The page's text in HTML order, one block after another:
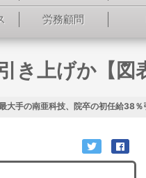
労務顧問
上げか【図
大手の南亜科技、院卒の初任給38％